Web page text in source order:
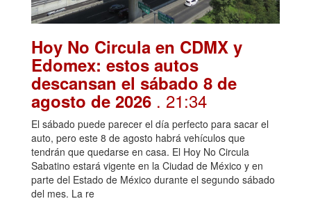
Hoy No Circula en CDMX y
Edomex: estos autos
descansan el sábado 8 de
agosto de 2026 . 21:34
El sábado puede parecer el día perfecto para sacar el
auto, pero este 8 de agosto habrá vehículos que
tendrán que quedarse en casa. El Hoy No Circula
Sabatino estará vigente en la Ciudad de México y en
parte del Estado de México durante el segundo sábado
del mes. La re